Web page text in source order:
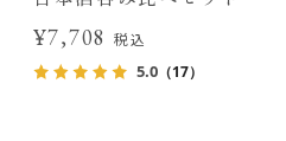
¥7,708 税込
5.0 （17）